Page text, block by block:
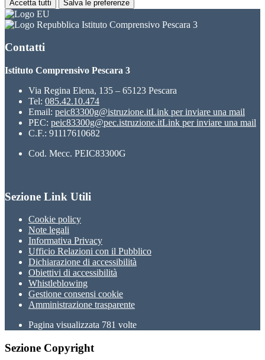
Accetta tutti Salva le preferenze
Istituto Comprensivo Pescara 3
Contatti
Istituto Comprensivo Pescara 3
Via Regina Elena, 135 – 65123 Pescara
Tel: 085.42.10.474
Email: peic83300g@istruzione.itLink per inviare una mail
PEC: peic83300g@pec.istruzione.itLink per inviare una mail
C.F.: 91117610682
Cod. Mecc. PEIC83300G
Sezione Link Utili
Cookie policy
Note legali
Informativa Privacy
Ufficio Relazioni con il Pubblico
Dichiarazione di accessibilità
Obiettivi di accessibilità
Whistleblowing
Gestione consensi cookie
Amministrazione trasparente
Pagina visualizzata 781 volte
Sezione Copyright